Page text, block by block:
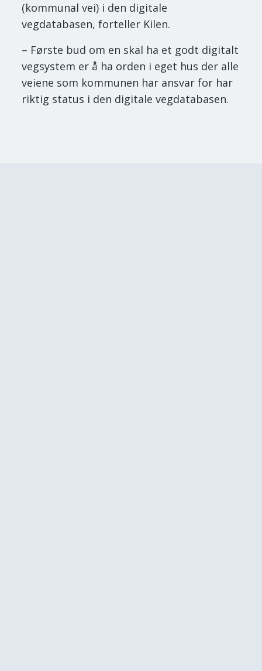
(kommunal vei) i den digitale
vegdatabasen, forteller Kilen.
– Første bud om en skal ha et godt digitalt
vegsystem er å ha orden i eget hus der alle
veiene som kommunen har ansvar for har
riktig status i den digitale vegdatabasen.